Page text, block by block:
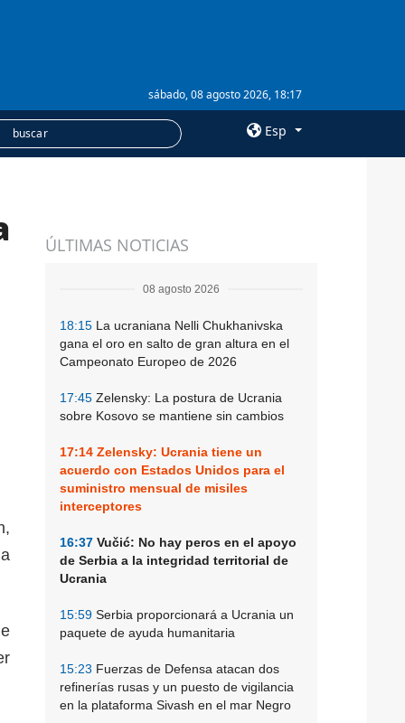
sábado, 08 agosto 2026, 18:17
Esp
Suscripción
ÚLTIMAS NOTICIAS
08 agosto 2026
18:15 La ucraniana Nelli Chukhanivska
gana el oro en salto de gran altura en el
Campeonato Europeo de 2026
17:45 Zelensky: La postura de Ucrania
sobre Kosovo se mantiene sin cambios
17:14 Zelensky: Ucrania tiene un
acuerdo con Estados Unidos para el
suministro mensual de misiles
interceptores
16:37 Vučić: No hay peros en el apoyo
de Serbia a la integridad territorial de
Ucrania
15:59 Serbia proporcionará a Ucrania un
paquete de ayuda humanitaria
15:23 Fuerzas de Defensa atacan dos
refinerías rusas y un puesto de vigilancia
en la plataforma Sivash en el mar Negro